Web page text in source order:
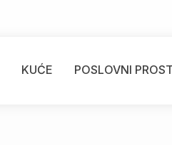
KUĆE POSLOVNI